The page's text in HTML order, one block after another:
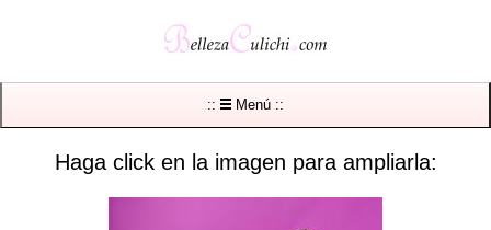
:: Menú ::
Haga click en la imagen para ampliarla: